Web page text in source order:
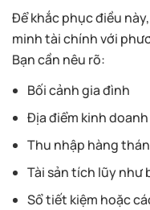
Để khắc phục điều
minh tài chính với
Bạn cần nêu rõ:
Bối cảnh gia đình
Địa điểm kinh
Thu nhập hàng
Tài sản tích lũy như
Sổ tiết kiệm hoặc